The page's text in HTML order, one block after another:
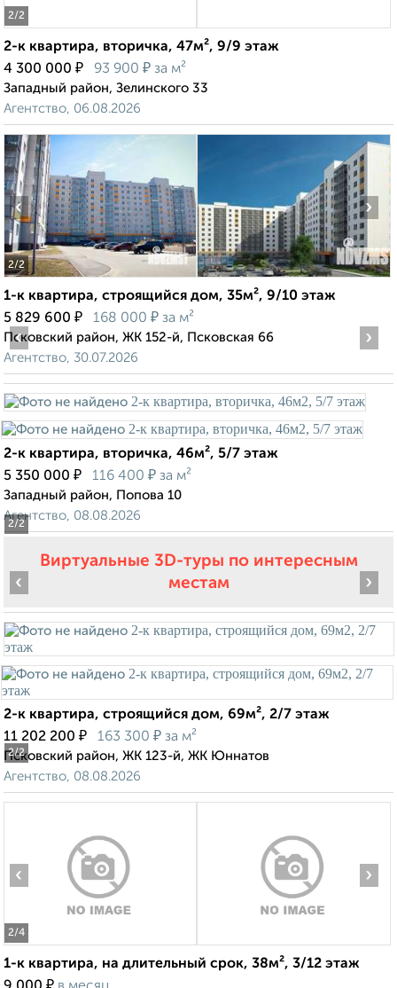
2/2
2-к квартира, вторичка, 47м², 9/9 этаж
4 300 000 ₽ 93 900 ₽ за м²
Западный район, Зелинского 33
Агентство, 06.08.2026
2/2
‹ ›
1-к квартира, строящийся дом, 35м², 9/10 этаж
5 829 600 ₽ 168 000 ₽ за м²
Псковский район, ЖК 152-й, Псковская 66
Агентство, 30.07.2026
2/2
‹ ›
2-к квартира, вторичка, 46м², 5/7 этаж
5 350 000 ₽ 116 400 ₽ за м²
Западный район, Попова 10
Агентство, 08.08.2026
Виртуальные 3D-туры по интересным
местам
2/2
‹ ›
2-к квартира, строящийся дом, 69м², 2/7 этаж
11 202 200 ₽ 163 300 ₽ за м²
Псковский район, ЖК 123-й, ЖК Юннатов
Агентство, 08.08.2026
2/4
‹ ›
1-к квартира, на длительный срок, 38м², 3/12 этаж